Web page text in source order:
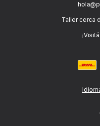
Taller cerca